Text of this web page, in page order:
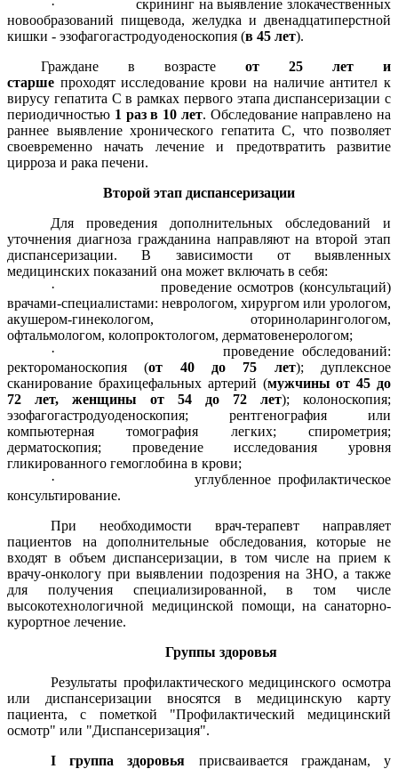
· скрининг на выявление злокачественных
новообразований пищевода, желудка и двенадцатиперстной
кишки - эзофагогастродуоденоскопия (в 45 лет).
Граждане в возрасте от 25 лет и
старше проходят исследование крови на наличие антител к
вирусу гепатита С в рамках первого этапа диспансеризации с
периодичностью 1 раз в 10 лет. Обследование направлено на
раннее выявление хронического гепатита С, что позволяет
своевременно начать лечение и предотвратить развитие
цирроза и рака печени.
Второй этап диспансеризации
Для проведения дополнительных обследований и
уточнения диагноза гражданина направляют на второй этап
диспансеризации. В зависимости от выявленных
медицинских показаний она может включать в себя:
· проведение осмотров (консультаций)
врачами-специалистами: неврологом, хирургом или урологом,
акушером-гинекологом, оториноларингологом,
офтальмологом, колопроктологом, дерматовенерологом;
· проведение обследований:
ректороманоскопия (от 40 до 75 лет); дуплексное
сканирование брахицефальных артерий (мужчины от 45 до
72 лет, женщины от 54 до 72 лет); колоноскопия;
эзофагогастродуоденоскопия; рентгенография или
компьютерная томография легких; спирометрия;
дерматоскопия; проведение исследования уровня
гликированного гемоглобина в крови;
· углубленное профилактическое
консультирование.
При необходимости врач-терапевт направляет
пациентов на дополнительные обследования, которые не
входят в объем диспансеризации, в том числе на прием к
врачу-онкологу при выявлении подозрения на ЗНО, а также
для получения специализированной, в том числе
высокотехнологичной медицинской помощи, на санаторно-
курортное лечение.
Группы здоровья
Результаты профилактического медицинского осмотра
или диспансеризации вносятся в медицинскую карту
пациента, с пометкой "Профилактический медицинский
осмотр" или "Диспансеризация".
I группа здоровья присваивается гражданам, у